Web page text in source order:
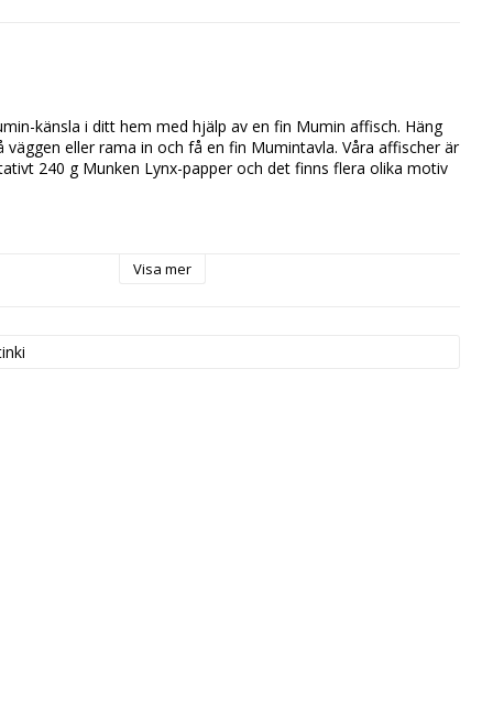
känsla i ditt hem med hjälp av en fin Mumin affisch. Häng
väggen eller rama in och få en fin Mumintavla. Våra affischer är
240 g Munken Lynx-papper och det finns flera olika motiv
Visa mer